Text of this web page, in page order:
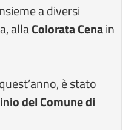
a diversi
allaColorata Cenain
è stato
del Comune di